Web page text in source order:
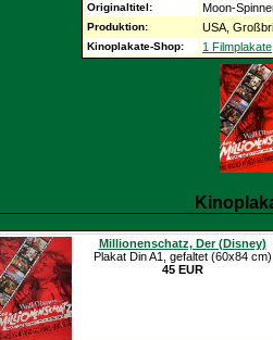
Originaltitel: Moon-
Produktion: USA,
Kinoplakate-Shop: 1 Filmplakate
Millionenschatz, Der (Disney)
Plakat Din A1, gefaltet (60x84 cm)
45 EUR